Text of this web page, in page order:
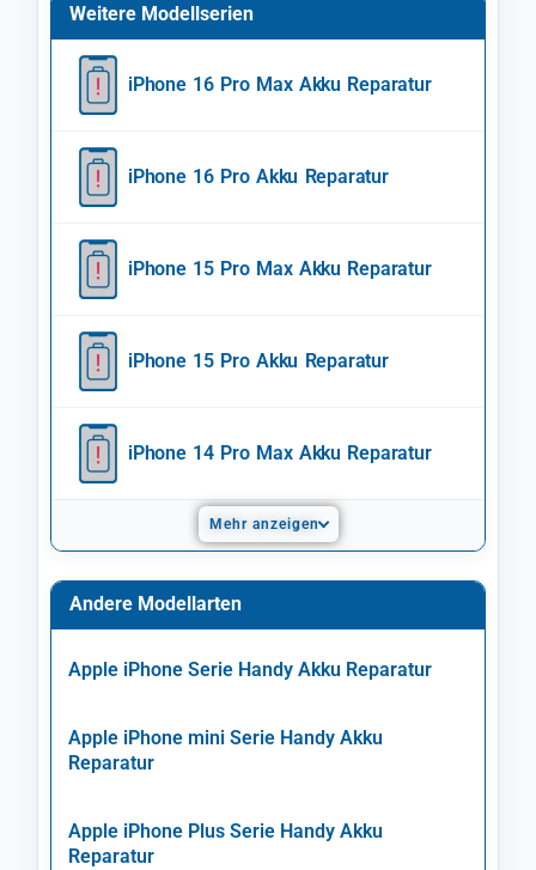
Weitere Modellserien
iPhone 16 Pro Max Akku Reparatur
iPhone 16 Pro Akku Reparatur
iPhone 15 Pro Max Akku Reparatur
iPhone 15 Pro Akku Reparatur
iPhone 14 Pro Max Akku Reparatur
Mehr anzeigen
Andere Modellarten
Apple iPhone Serie Handy Akku Reparatur
Apple iPhone mini Serie Handy Akku
Reparatur
Apple iPhone Plus Serie Handy Akku
Reparatur